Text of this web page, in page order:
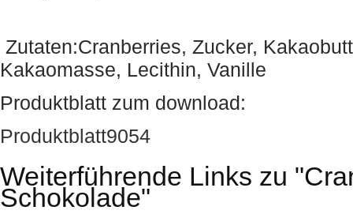
Zutaten:Cranberries, Zucker,
Kakaomasse, Lecithin, Vanille
Produktblatt zum download:
Produktblatt9054
Weiterführende Links zu
Schokolade"